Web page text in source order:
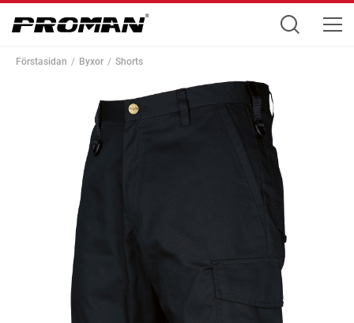
Förstasidan Byxor Shorts